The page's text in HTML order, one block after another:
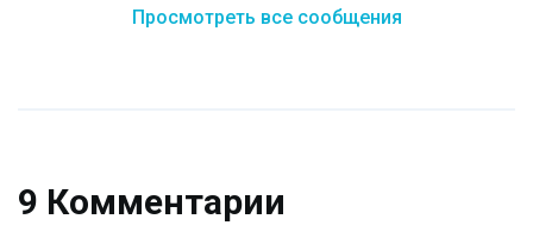
Просмотреть все сообщения
9 Комментарии